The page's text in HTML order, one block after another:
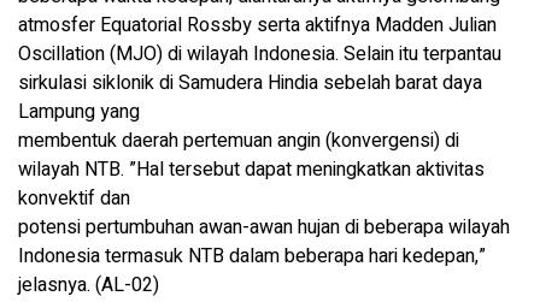
atmosfer Equatorial Rossby serta aktifnya Madden Julian
Oscillation (MJO) di wilayah Indonesia. Selain itu terpantau
sirkulasi siklonik di Samudera Hindia sebelah barat daya
Lampung yang
membentuk daerah pertemuan angin (konvergensi) di
wilayah NTB. ”Hal tersebut dapat meningkatkan aktivitas
konvektif dan
potensi pertumbuhan awan-awan hujan di beberapa wilayah
Indonesia termasuk NTB dalam beberapa hari kedepan,”
jelasnya. (AL-02)